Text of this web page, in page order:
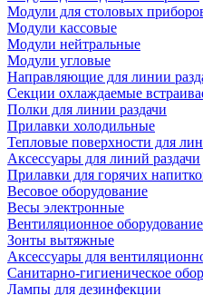
Модули для столовых
Модули кассовые
Модули нейтральные
Модули угловые
Направляющие для линии
Секции охлаждаемые
Полки для линии раздачи
Прилавки холодильные
Тепловые поверхности для
Аксессуары для линий раздачи
Прилавки для горячих
Весовое оборудование
Весы электронные
Вентиляционное оборудование
Зонты вытяжные
Аксессуары для
Санитарно-гигиеническое
Лампы для дезинфекции